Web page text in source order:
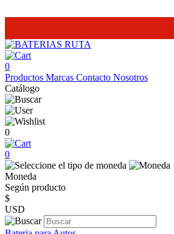
0
Productos Marcas Contacto Nosotros
Catálogo
0
0
Moneda
Según producto
$
USD